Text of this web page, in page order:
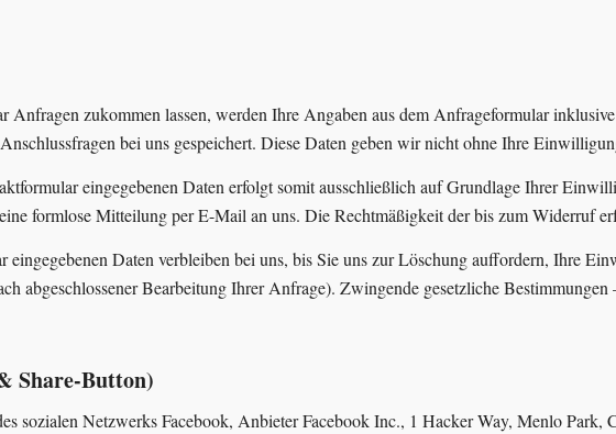
Anfragen zukommen lassen, werden Ihre Angaben aus dem Anfrageformular
bei uns gespeichert. Diese Daten geben wir nicht ohne Ihre
eingegebenen Daten erfolgt somit ausschließlich auf Grundlage Ihrer
formlose Mitteilung per E-Mail an uns. Die Rechtmäßigkeit der bis zum Widerruf
Daten verbleiben bei uns, bis Sie uns zur Löschung auffordern, Ihre
abgeschlossener Bearbeitung Ihrer Anfrage). Zwingende gesetzliche
Share-Button)
sozialen Netzwerks Facebook, Anbieter Facebook Inc., 1 Hacker Way, Menlo